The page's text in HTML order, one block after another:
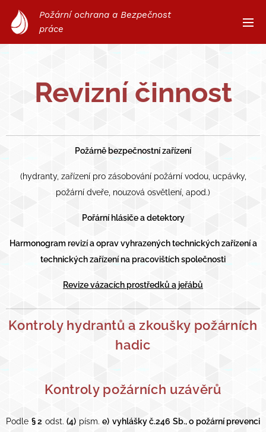
Požární ochrana a Bezpečnost
práce
Revizní činnost
Požárně bezpečnostní zařízení
(hydranty, zařízení pro zásobování požární vodou, ucpávky,
požární dveře, nouzová osvětlení, apod.)
Pořární hlásiče a detektory
Harmonogram revizí a oprav vyhrazených technických zařízení a
technických zařízení na pracovištích společnosti
Revize vázacích prostředků a jeřábů
Kontroly hydrantů a zkoušky požárních
hadic
Kontroly požárních uzávěrů
Podle § 2 odst. (4) písm. e) vyhlášky č.246 Sb., o požární prevenci